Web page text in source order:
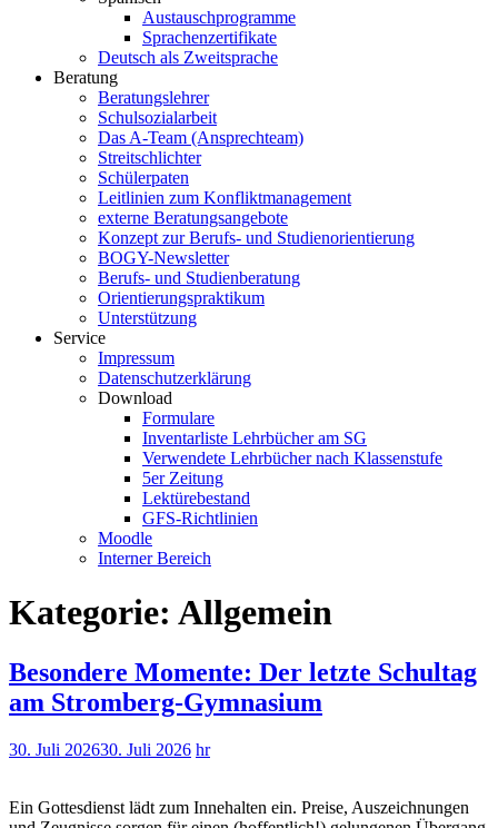
Austauschprogramme
Sprachenzertifikate
Deutsch als Zweitsprache
Beratung
Beratungslehrer
Schulsozialarbeit
Das A-Team (Ansprechteam)
Streitschlichter
Schülerpaten
Leitlinien zum Konfliktmanagement
externe Beratungsangebote
Konzept zur Berufs- und Studienorientierung
BOGY-Newsletter
Berufs- und Studienberatung
Orientierungspraktikum
Unterstützung
Service
Impressum
Datenschutzerklärung
Download
Formulare
Inventarliste Lehrbücher am SG
Verwendete Lehrbücher nach Klassenstufe
5er Zeitung
Lektürebestand
GFS-Richtlinien
Moodle
Interner Bereich
Kategorie: Allgemein
Besondere Momente: Der letzte Schultag
am Stromberg-Gymnasium
30. Juli 202630. Juli 2026 hr
Ein Gottesdienst lädt zum Innehalten ein. Preise, Auszeichnungen